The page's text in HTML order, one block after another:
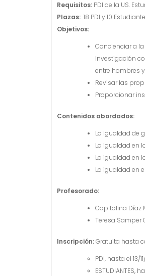
Requisitos: PDI de la US.
Plazas: 18 PDI y 10
Objetivos:
Concienciar a
investigación
entre hombres
Revisar las
Proporcionar
Contenidos abordados:
La igualdad de
La igualdad en
La igualdad en
La igualdad en
Profesorado:
Capitolina Díaz
Teresa Samper
Inscripción:Gratuita hasta
PDI, hasta el 13/
ESTUDIANTES,